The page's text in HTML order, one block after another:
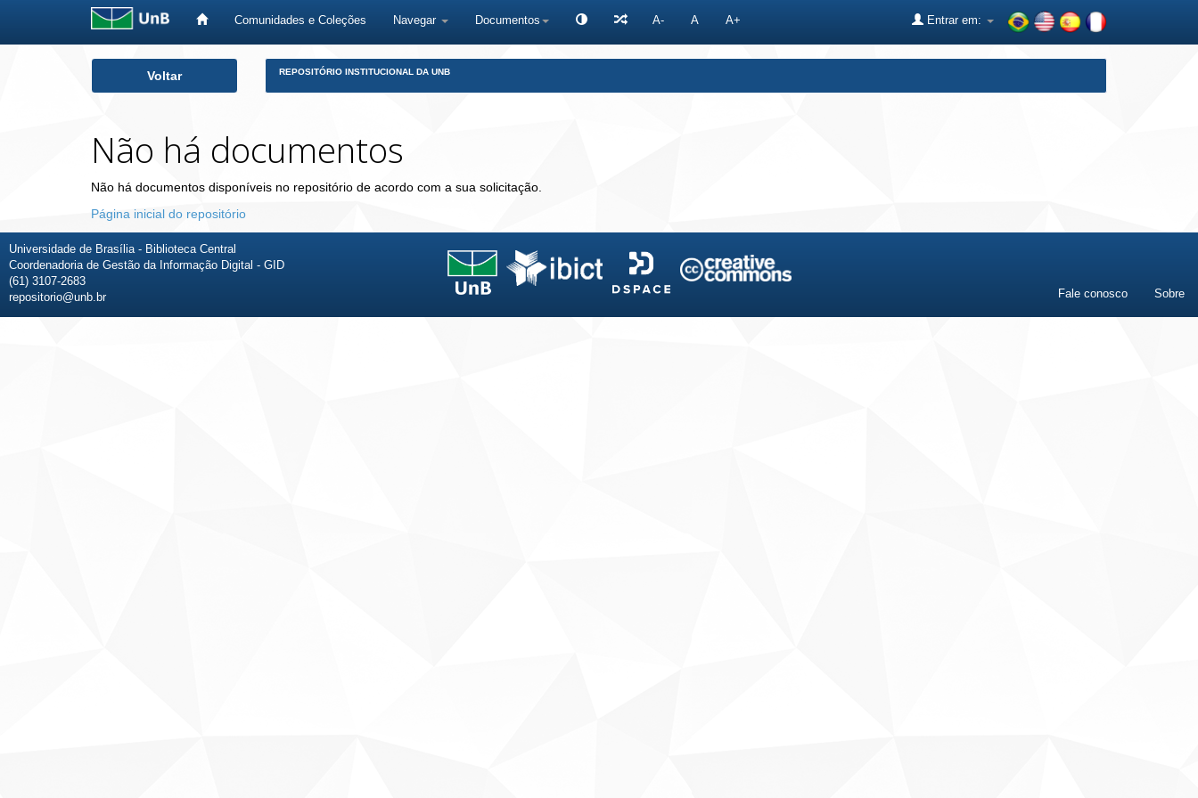
Comunidades e Coleções Navegar Documentos A- A A+ Entrar em:
Voltar REPOSITÓRIO INSTITUCIONAL DA UNB
Não há documentos
Não há documentos disponíveis no repositório de acordo com a sua solicitação.
Página inicial do repositório
Universidade de Brasília - Biblioteca Central
Coordenadoria de Gestão da Informação Digital - GID
(61) 3107-2683
repositorio@unb.br
Fale conosco Sobre